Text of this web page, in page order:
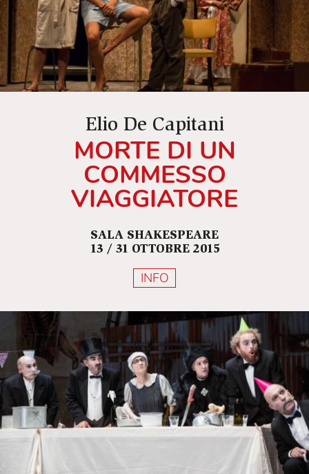
Elio De Capitani
MORTE DI UN
COMMESSO
VIAGGIATORE
SALA SHAKESPEARE
13 / 31 OTTOBRE 2015
INFO